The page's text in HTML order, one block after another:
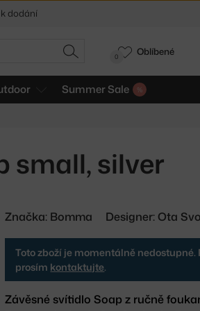
HLEDAT
Summer Sale
0 Oblíbené
small, silver
Značka: Bomma Designer: Ota
Toto zboží je momentálně
prosím kontaktujte.
Závěsné svítidlo Soap z ručně
dodání